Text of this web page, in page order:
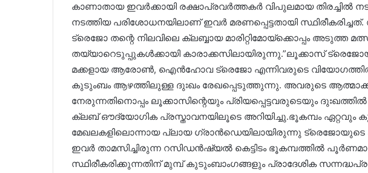
കാണാതായ ഇവർക്കായി രക്ഷാപ്രവർത്തകർ വിപുലമായ തിരച്ചിൽ
നടത്തിയ പരിശോധനയിലാണ് ഇവർ മരണപ്പെട്ടതായി
ട്രെജോ തന്റെ നിലവിലെ ക്ലബ്ബായ മാരിറ്റിമോയ്ക്കൊപ്പം അടുത്ത
തയ്യാറെടുപ്പുകൾക്കായി കാരാക്കസിലായിരുന്നു.”ലൂക്കാസ്
മക്കളായ ആരോൺ, ഐൻഹോവ ട്രെജോ എന്നിവരുടെ
കുടുംബം ആഴത്തിലുള്ള ദുഃഖം രേഖപ്പെടുത്തുന്നു. അവരുടെ
നേരുന്നതിനൊപ്പം ലൂക്കാസിന്റെയും പ്രിയപ്പെട്ടവരുടെയും
ക്ലബ് ഔദ്യോഗിക പ്രസ്താവനയിലൂടെ അറിയിച്ചു.ഭൂകമ്പം ഏറ്റവും
മേഖലകളിലൊന്നായ പ്ലായ ഗ്രാൻഡെയിലായിരുന്നു ട്രെജോയുടെ
ഇവർ താമസിച്ചിരുന്ന റസിഡൻഷ്യൽ കെട്ടിടം ഭൂകമ്പത്തിൽ
സ്ഥിരീകരിക്കുന്നതിന് മുമ്പ് കുടുംബാംഗങ്ങളും പ്രാദേശിക